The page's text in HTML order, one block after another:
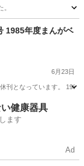
1985年度まんがベ
6月23日
刊となっています。
アニメ 会社
い健康器具
ます
Ad